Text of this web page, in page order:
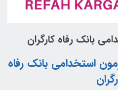
بانک رفاه کارگران
استخدامی بانک رفاه